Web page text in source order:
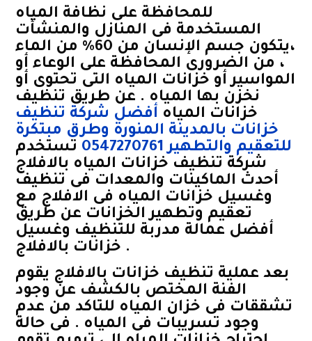
للمحافظة على نظافة المياه
المستخدمة فى المنازل والمنشأت
،يتكون جسم الإنسان من 60٪ من الماء
، من الضرورى المحافظة على الوعاء أو
المواسير أو خزانات المياه التى تحتوى أو
نخزن بها المياه . عن طريق تنظيف
خزانات المياه أفضل شركة تنظيف
خزانات بالمدينة المنورة وطرق مبتكرة
للتعقيم والتطهير 0547270761
تستخدم
شركة تنظيف خزانات المياه بالافلاج
أحدث الماكينات والمعدات فى تنظيف
وغسيل خزانات المياه فى الافلاج مع
تعقيم وتطهير الخزانات عن طريق
أفضل عمالة مدربة للتنظيف وغسيل
خزانات بالافلاج .
بعد عملية تنظيف خزانات بالافلاج يقوم
الفنة المختص بالكشف عن وجود
تشققات فى خزان المياه للتاكد من عدم
وجود تسريبات فى المياه . فى حالة